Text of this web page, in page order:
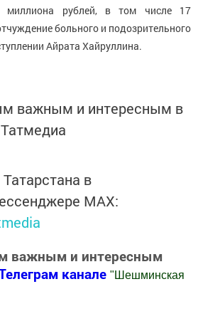
миллиона рублей, в том числе 17
больного и подозрительного
Айрата Хайруллина.
важным и интересным в
Татмедиа
в
MАХ:
важным и интересным
канале " Шешминская